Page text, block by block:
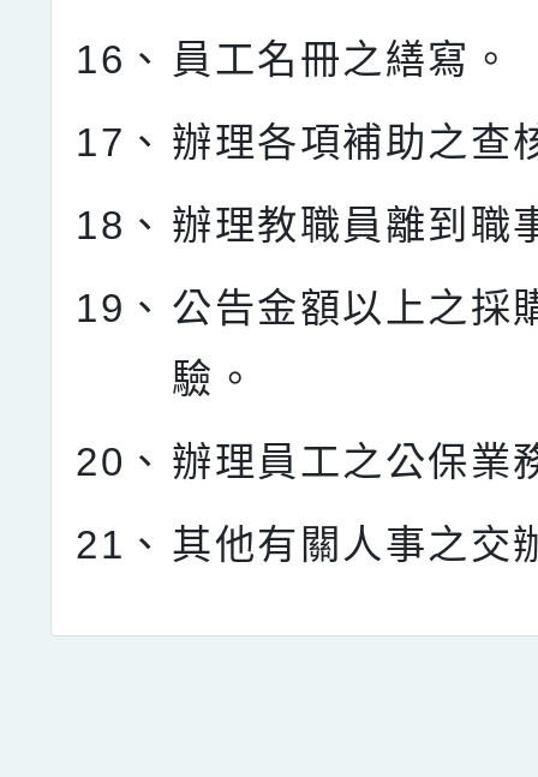
16、 員工名冊之繕寫。
17、 辦理各項補助之查
18、 辦理教職員離到職
19、 公告金額以上之採
驗。
20、 辦理員工之公保業
21、 其他有關人事之交